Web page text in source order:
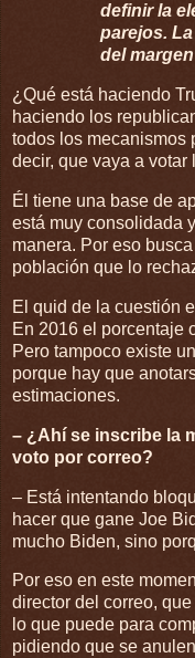
definir la
parejos.
del
¿Qué está haciendo
haciendo los
todos los mecanismos
decir, que vaya a
Él tiene una base de
está muy consolidada
manera. Por eso
población que lo
El quid de la cuestión
En 2016 el porcentaje
Pero tampoco existe
porque hay que
estimaciones.
– ¿Ahí se inscribe la
voto por correo?
– Está intentando
hacer que gane Joe
mucho Biden, sino
Por eso en este
director del correo,
lo que puede para
pidiendo que se